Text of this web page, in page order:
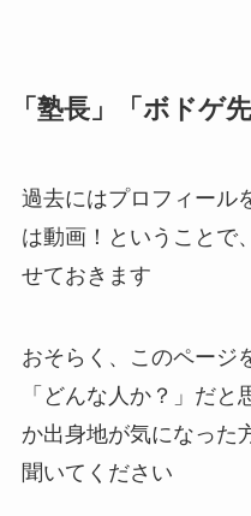
「塾長」「ボドゲ先
過去にはプロフィール
は動画！ということで
せておきます
おそらく、このページ
「どんな人か？」だと
か出身地が気になった
聞いてください